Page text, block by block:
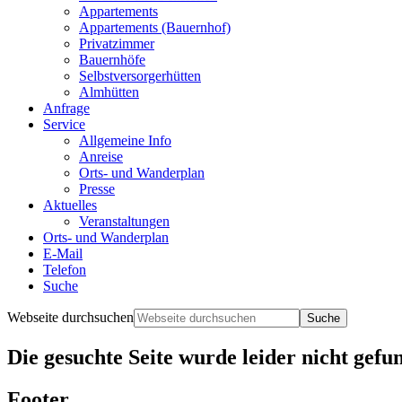
Appartements
Appartements (Bauernhof)
Privatzimmer
Bauernhöfe
Selbstversorgerhütten
Almhütten
Anfrage
Service
Allgemeine Info
Anreise
Orts- und Wanderplan
Presse
Aktuelles
Veranstaltungen
Orts- und Wanderplan
E-Mail
Telefon
Suche
Webseite durchsuchen
Die gesuchte Seite wurde leider nicht